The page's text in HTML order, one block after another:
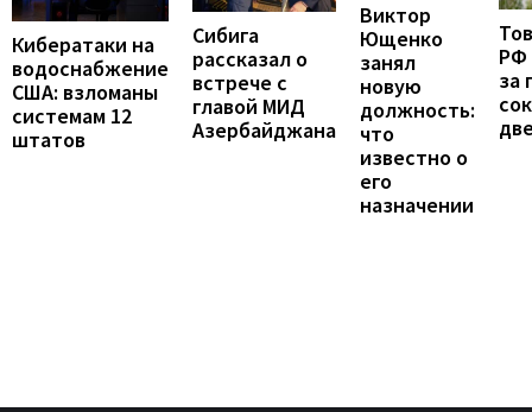
Кибератаки на
водоснабжение
США: взломаны
системам 12
штатов
Сибига
рассказал о
встрече с
главой МИД
Азербайджана
Виктор
Ющенко
занял
новую
должность:
что
известно о
его
назначении
РФ
за